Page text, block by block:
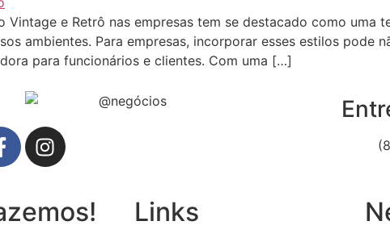
Vintage e Retrô nas empresas tem se destacado como uma
ambientes. Para empresas, incorporar esses estilos pode
para funcionários e clientes. Com uma […]
Links